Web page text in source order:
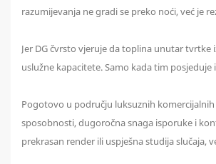
razumijevanja ne gradi se preko noći, već
Jer DG čvrsto vjeruje da toplina unutar
uslužne kapacitete. Samo kada tim
Pogotovo u području luksuznih
sposobnosti, dugoročna snaga isporuke i
prekrasan render ili uspješna studija